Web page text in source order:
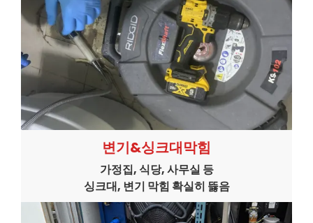
변기&싱크대막힘
가정집, 식당, 사무실 등
싱크대, 변기 막힘 확실히 뜷음